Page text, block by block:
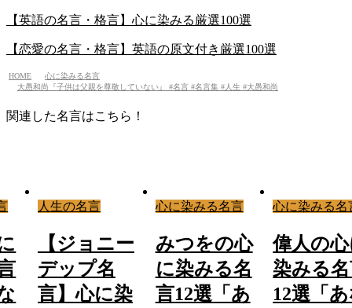
【英語の名言・格言】心に染みる厳選100選
【恋愛の名言・格言】英語の原文付き厳選100選
HOME
心に染みる名言
大愚和尚『子供は父親を尊敬していない』 #名言 #名言集 #人生 #大愚和尚
関連した名言はこちら！
人生の名言
【ジョニー
デップ名
言】心に染
心に染みる名言
みつをの心
に染みる名
言12選「あ
心に染みる名
偉人の
染みる
12選「